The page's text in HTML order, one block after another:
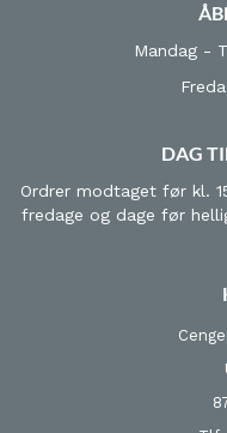
Mandag -
DAG
Ordrer modtaget før kl.
fredage og dage før